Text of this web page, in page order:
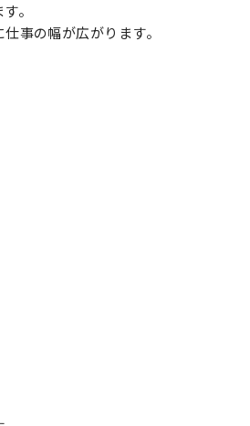
。
事の幅が広がります。